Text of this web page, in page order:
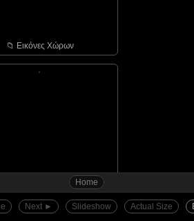
Home
Next ►︎ Slideshow Actual Size
📁︎ Εικόνες Χώρων
📁︎ Αγιάσος - οι πόρτε...